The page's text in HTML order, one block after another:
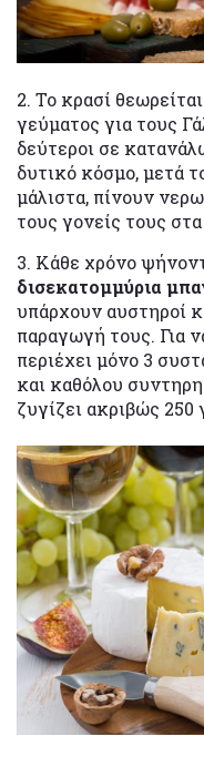
2. Το κρασί
γεύματος για τους
δεύτεροι σε
δυτικό κόσμο, μετά
μάλιστα, πίνουν
τους γονείς τους
3. Κάθε χρόνο
δισεκατομμύρια
υπάρχουν αυστηροί
παραγωγή τους. Για
περιέχει μόνο 3
και καθόλου
ζυγίζει ακριβώς 250